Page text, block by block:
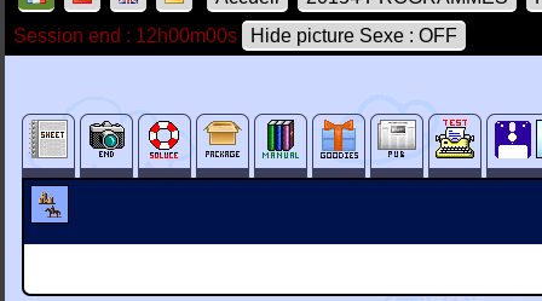
Session end : 12h00m00s
Hide picture Sexe : OFF